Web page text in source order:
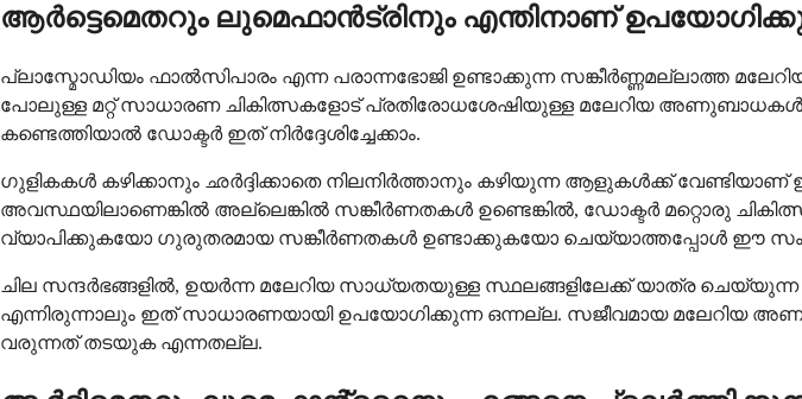
ആർട്ടെമെതറും ലുമെഫാൻട്രിനും എന്തിനാണ്
പ്ലാസ്മോഡിയം ഫാൽസിപാരം എന്ന പരാന്നഭോജി ഉണ്ടാക്കുന്ന സങ്കീർണ്ണമല്ലാത്ത
പോലുള്ള മറ്റ് സാധാരണ ചികിത്സകളോട് പ്രതിരോധശേഷിയുള്ള മലേറിയ
കണ്ടെത്തിയാൽ ഡോക്ടർ ഇത് നിർദ്ദേശിച്ചേക്കാം.
ഗുളികകൾ കഴിക്കാനും ഛർദ്ദിക്കാതെ നിലനിർത്താനും കഴിയുന്ന ആളുകൾക്ക്
അവസ്ഥയിലാണെങ്കിൽ അല്ലെങ്കിൽ സങ്കീർണതകൾ ഉണ്ടെങ്കിൽ, ഡോക്ടർ മറ്റൊരു
വ്യാപിക്കുകയോ ഗുരുതരമായ സങ്കീർണതകൾ ഉണ്ടാക്കുകയോ ചെയ്യാത്തപ്പോൾ ഈ
ചില സന്ദർഭങ്ങളിൽ, ഉയർന്ന മലേറിയ സാധ്യതയുള്ള സ്ഥലങ്ങളിലേക്ക് യാത്ര
എന്നിരുന്നാലും ഇത് സാധാരണയായി ഉപയോഗിക്കുന്ന ഒന്നല്ല. സജീവമായ മലേറിയ
വരുന്നത് തടയുക എന്നതല്ല.